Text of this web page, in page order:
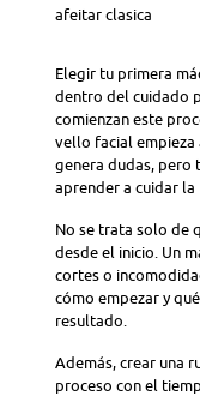
Elegir tu primera
dentro del cuidado
comienzan este
vello facial empieza
genera dudas, pero
aprender a cuidar
No se trata solo de
desde el inicio. Un
cortes o
cómo empezar y
resultado.
Además, crear una
proceso con el